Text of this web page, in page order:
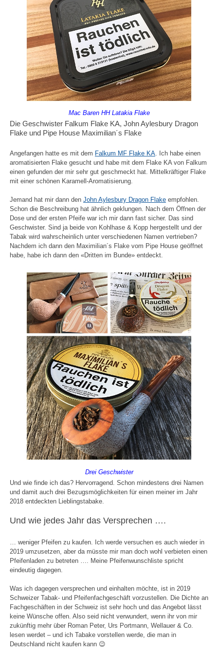
Mac Baren HH Latakia Flake
Die Geschwister Falkum Flake KA, John Aylesbury Dragon
Flake und Pipe House Maximilian´s Flake
Angefangen hatte es mit dem Falkum MF Flake KA. Ich habe einen
aromatisierten Flake gesucht und habe mit dem Flake KA von Falkum
einen gefunden der mir sehr gut geschmeckt hat. Mittelkräftiger Flake
mit einer schönen Karamell-Aromatisierung.
Jemand hat mir dann den John Aylesbury Dragon Flake empfohlen.
Schon die Beschreibung hat ähnlich geklungen. Nach dem Öffnen der
Dose und der ersten Pfeife war ich mir dann fast sicher. Das sind
Geschwister. Sind ja beide von Kohlhase & Kopp hergestellt und der
Tabak wird wahrscheinlich unter verschiedenen Namen vertrieben?
Nachdem ich dann den Maximilian´s Flake vom Pipe House geöffnet
habe, habe ich dann den «Dritten im Bunde» entdeckt.
Drei Geschwister
Und wie finde ich das? Hervorragend. Schon mindestens drei Namen
und damit auch drei Bezugsmöglichkeiten für einen meiner im Jahr
2018 entdeckten Lieblingstabake.
Und wie jedes Jahr das Versprechen ….
… weniger Pfeifen zu kaufen. Ich werde versuchen es auch wieder in
2019 umzusetzen, aber da müsste mir man doch wohl verbieten einen
Pfeifenladen zu betreten …. Meine Pfeifenwunschliste spricht
eindeutig dagegen.
Was ich dagegen versprechen und einhalten möchte, ist in 2019
Schweizer Tabak- und Pfeifenfachgeschäft vorzustellen. Die Dichte an
Fachgeschäften in der Schweiz ist sehr hoch und das Angebot lässt
keine Wünsche offen. Also seid nicht verwundert, wenn ihr von mir
zukünftig mehr über Roman Peter, Urs Portmann, Wellauer & Co.
lesen werdet – und ich Tabake vorstellen werde, die man in
Deutschland nicht kaufen kann 😉